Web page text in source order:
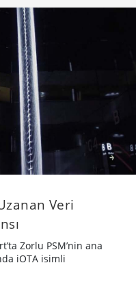
Veri
Zorlu PSM’nin ana
iOTA isimli